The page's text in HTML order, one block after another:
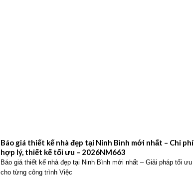
Báo giá thiết kế nhà đẹp tại Ninh Bình mới nhất – Chi phí
hợp lý, thiết kế tối ưu – 2026NM663
Báo giá thiết kế nhà đẹp tại Ninh Bình mới nhất – Giải pháp tối ưu
cho từng công trình Việc